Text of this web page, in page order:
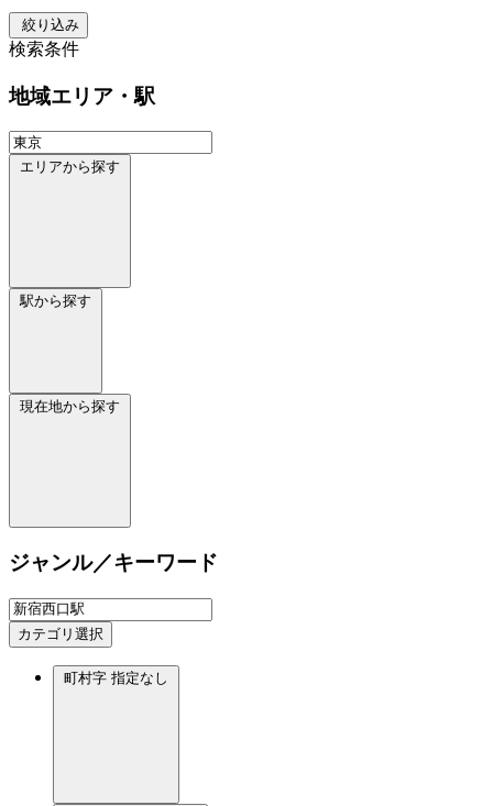
絞り込み
検索条件
地域エリア・駅
エリアから探す
駅から探す
現在地から探す
ジャンル／キーワード
カテゴリ選択
町村字 指定なし